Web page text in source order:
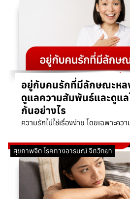
อยู่กับคนรักที่มีลักษณะหล
ดูแลความสัมพันธ์และดูแล
กันอย่างไร
ความรักไม่ใช่เรื่องง่าย โดยเฉพาะค
สุขภาพจิต โรคทางอารมณ์ จิตวิทยา